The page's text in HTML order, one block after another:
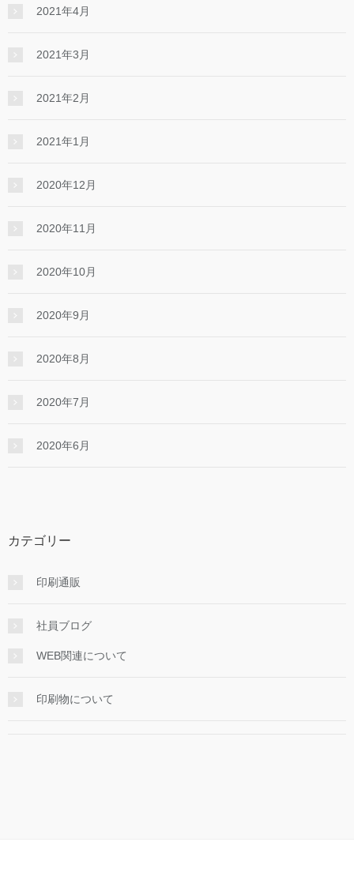
2021年4月
2021年3月
2021年2月
2021年1月
2020年12月
2020年11月
2020年10月
2020年9月
2020年8月
2020年7月
2020年6月
カテゴリー
印刷通販
社員ブログ
WEB関連について
印刷物について